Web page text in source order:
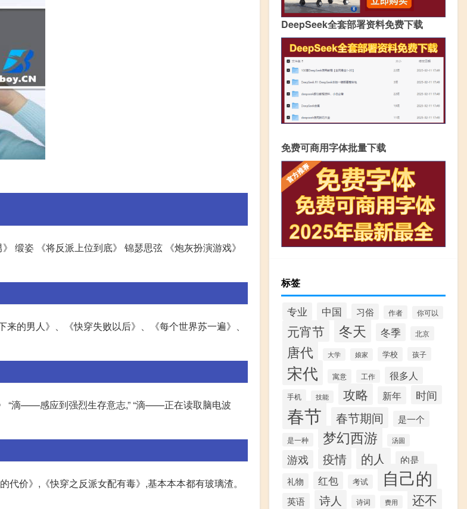
缎姿 《将反派上位到底》 锦瑟思弦 《炮灰扮演游戏》
的男人》、《快穿失败以后》、《每个世界苏一遍》、
“滴——感应到强烈生存意志,” “滴——正在读取脑电波
代价》,《快穿之反派女配有毒》,基本本本都有玻璃渣。
DeepSeek全套部署资料免费下载
免费可商用字体批量下载
标签
专业 中国 习俗 作者 你可以
元宵节 冬天 冬季 北京
唐代 大学 娘家 学校 孩子
宋代 寓意 工作 很多人
手机 技能 攻略 新年 时间
春节 春节期间 是一个
是一种 梦幻西游 汤圆
游戏 疫情 的人 的是
礼物 红包 考试 自己的
英语 诗人 诗词 费用 还不